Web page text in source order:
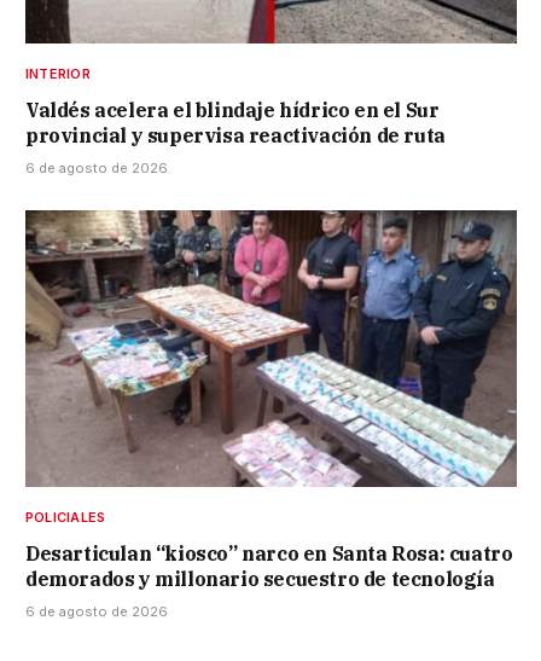
INTERIOR
Valdés acelera el blindaje hídrico en el Sur
provincial y supervisa reactivación de ruta
6 de agosto de 2026
POLICIALES
Desarticulan “kiosco” narco en Santa Rosa: cuatro
demorados y millonario secuestro de tecnología
6 de agosto de 2026